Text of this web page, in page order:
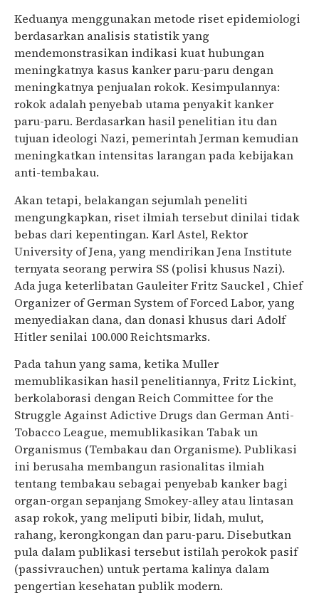
Keduanya menggunakan metode riset epidemiologi
berdasarkan analisis statistik yang
mendemonstrasikan indikasi kuat hubungan
meningkatnya kasus kanker paru-paru dengan
meningkatnya penjualan rokok. Kesimpulannya:
rokok adalah penyebab utama penyakit kanker
paru-paru. Berdasarkan hasil penelitian itu dan
tujuan ideologi Nazi, pemerintah Jerman kemudian
meningkatkan intensitas larangan pada kebijakan
anti-tembakau.
Akan tetapi, belakangan sejumlah peneliti
mengungkapkan, riset ilmiah tersebut dinilai tidak
bebas dari kepentingan. Karl Astel, Rektor
University of Jena, yang mendirikan Jena Institute
ternyata seorang perwira SS (polisi khusus Nazi).
Ada juga keterlibatan Gauleiter Fritz Sauckel , Chief
Organizer of German System of Forced Labor, yang
menyediakan dana, dan donasi khusus dari Adolf
Hitler senilai 100.000 Reichtsmarks.
Pada tahun yang sama, ketika Muller
memublikasikan hasil penelitiannya, Fritz Lickint,
berkolaborasi dengan Reich Committee for the
Struggle Against Adictive Drugs dan German Anti-
Tobacco League, memublikasikan Tabak un
Organismus (Tembakau dan Organisme). Publikasi
ini berusaha membangun rasionalitas ilmiah
tentang tembakau sebagai penyebab kanker bagi
organ-organ sepanjang Smokey-alley atau lintasan
asap rokok, yang meliputi bibir, lidah, mulut,
rahang, kerongkongan dan paru-paru. Disebutkan
pula dalam publikasi tersebut istilah perokok pasif
(passivrauchen) untuk pertama kalinya dalam
pengertian kesehatan publik modern.